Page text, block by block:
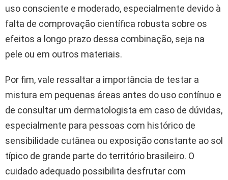
uso consciente e moderado, especialmente devido à
falta de comprovação científica robusta sobre os
efeitos a longo prazo dessa combinação, seja na
pele ou em outros materiais.
Por fim, vale ressaltar a importância de testar a
mistura em pequenas áreas antes do uso contínuo e
de consultar um dermatologista em caso de dúvidas,
especialmente para pessoas com histórico de
sensibilidade cutânea ou exposição constante ao sol
típico de grande parte do território brasileiro. O
cuidado adequado possibilita desfrutar com